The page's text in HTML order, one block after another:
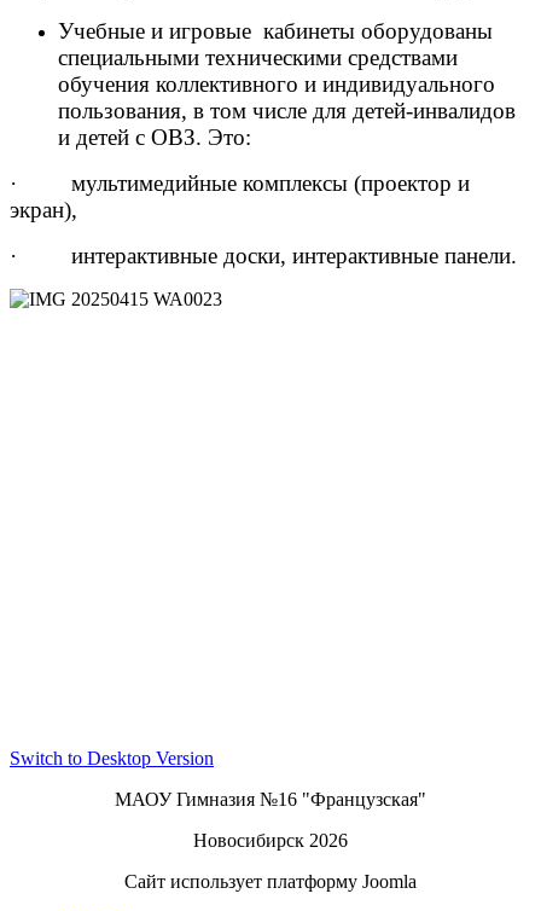
Учебные и игровые кабинеты оборудованы
специальными техническими средствами
обучения коллективного и индивидуального
пользования, в том числе для детей-инвалидов
и детей с ОВЗ. Это:
· мультимедийные комплексы (проектор и
экран),
· интерактивные доски, интерактивные панели.
Switch to Desktop Version
МАОУ Гимназия №16 "Французская"
Новосибирск 2026
Сайт использует платформу Joomla